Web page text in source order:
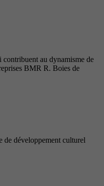
contribuent au dynamisme de
BMR R. Boies de
de développement culturel